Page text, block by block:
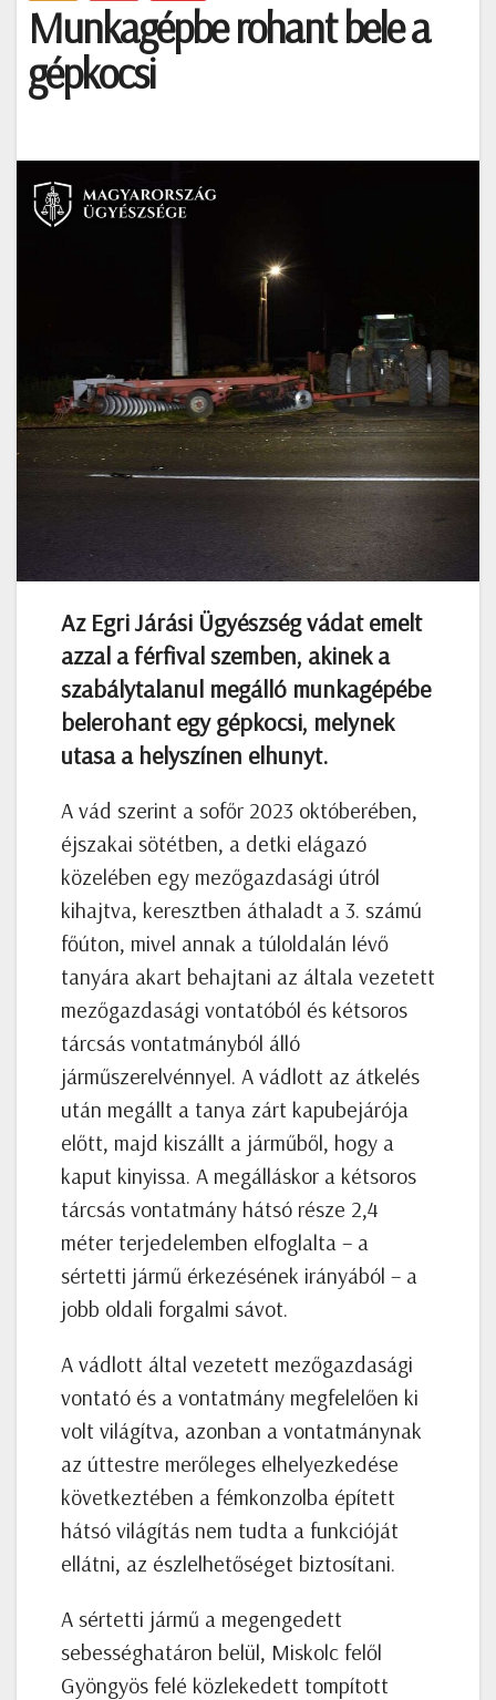
Munkagépbe rohant bele a
gépkocsi
Az Egri Járási Ügyészség vádat emelt
azzal a férfival szemben, akinek a
szabálytalanul megálló munkagépébe
belerohant egy gépkocsi, melynek
utasa a helyszínen elhunyt.
A vád szerint a sofőr 2023 októberében,
éjszakai sötétben, a detki elágazó
közelében egy mezőgazdasági útról
kihajtva, keresztben áthaladt a 3. számú
főúton, mivel annak a túloldalán lévő
tanyára akart behajtani az általa vezetett
mezőgazdasági vontatóból és kétsoros
tárcsás vontatmányból álló
járműszerelvénnyel. A vádlott az átkelés
után megállt a tanya zárt kapubejárója
előtt, majd kiszállt a járműből, hogy a
kaput kinyissa. A megálláskor a kétsoros
tárcsás vontatmány hátsó része 2,4
méter terjedelemben elfoglalta – a
sértetti jármű érkezésének irányából – a
jobb oldali forgalmi sávot.
A vádlott által vezetett mezőgazdasági
vontató és a vontatmány megfelelően ki
volt világítva, azonban a vontatmánynak
az úttestre merőleges elhelyezkedése
következtében a fémkonzolba épített
hátsó világítás nem tudta a funkcióját
ellátni, az észlelhetőséget biztosítani.
A sértetti jármű a megengedett
sebességhatáron belül, Miskolc felől
Gyöngyös felé közlekedett tompított